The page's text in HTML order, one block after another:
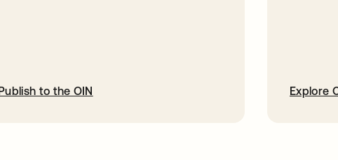
to the OIN Explore